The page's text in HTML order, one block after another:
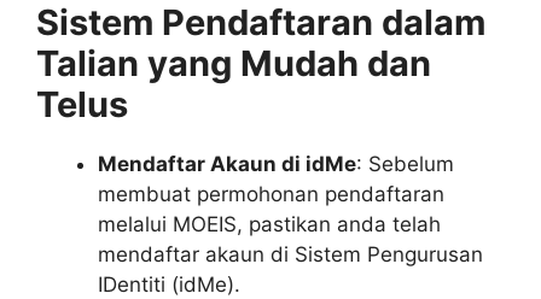
Sistem Pendaftaran dalam
Talian yang Mudah dan
Telus
Mendaftar Akaun di idMe: Sebelum
membuat permohonan pendaftaran
melalui MOEIS, pastikan anda telah
mendaftar akaun di Sistem Pengurusan
IDentiti (idMe).